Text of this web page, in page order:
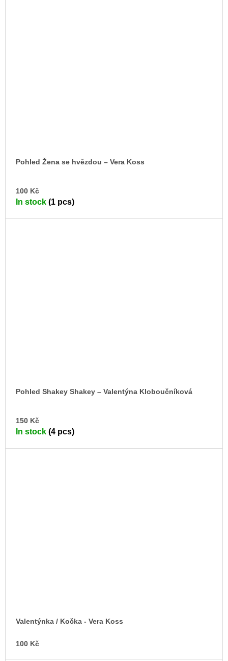
Pohled Žena se hvězdou –⁠ Vera Koss
100 Kč
In stock (1 pcs)
Pohled Shakey Shakey – Valentýna Kloboučníková
150 Kč
In stock (4 pcs)
Valentýnka / Kočka - Vera Koss
100 Kč